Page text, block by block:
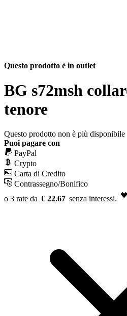
Questo prodotto è in outlet
BG s72msh
tenore
Questo prodotto non è più disponibile
Puoi pagare con
PayPal
Crypto
Carta di Credito
Contrassegno/Bonifico
€ 22.67